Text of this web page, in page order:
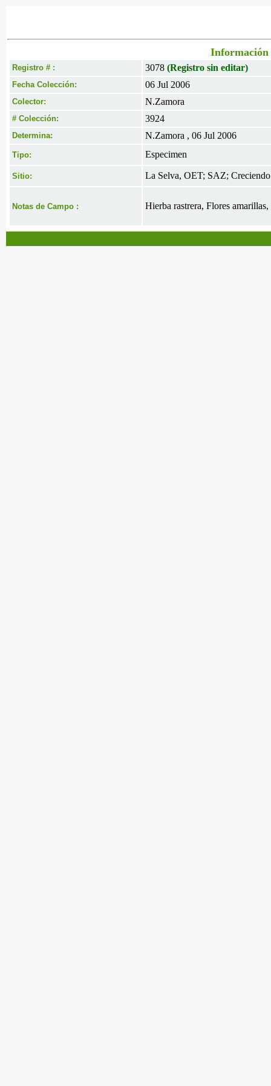
Información
Registro # : 3078 (Registro sin editar)
Fecha Colección: 06 Jul 2006
Colector: N.Zamora
# Colección: 3924
Determina: N.Zamora , 06 Jul 2006
Tipo: Especimen
Sitio: La Selva, OET; SAZ; Creciendo
Notas de Campo : Hierba rastrera, Flores